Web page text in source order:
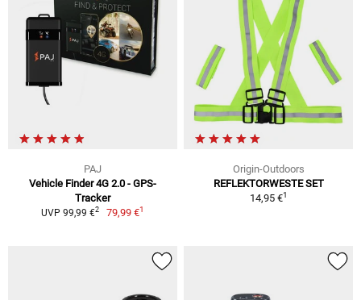
PAJ
Vehicle Finder 4G 2.0 - GPS-
Tracker
UVP 99,99 €2 79,99 €1
Origin-Outdoors
REFLEKTORWESTE SET
14,95 €1